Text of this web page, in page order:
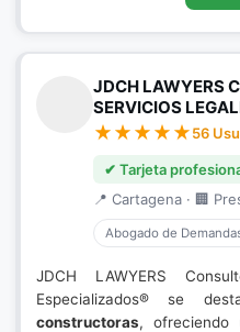
JDCH LAWYERS
SERVICIOS
56
✔ Tarjeta
📍 Cartagena · 🏢
Abogado de
JDCH LAWYERS
Especializados® se
constructoras, ofreciendo